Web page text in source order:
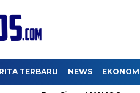
TERBARU NEWS